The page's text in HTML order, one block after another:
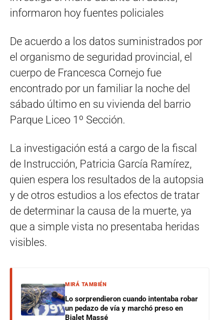
informaron hoy fuentes policiales
De acuerdo a los datos suministrados por
el organismo de seguridad provincial, el
cuerpo de Francesca Cornejo fue
encontrado por un familiar la noche del
sábado último en su vivienda del barrio
Parque Liceo 1º Sección.
La investigación está a cargo de la fiscal
de Instrucción, Patricia García Ramírez,
quien espera los resultados de la autopsia
y de otros estudios a los efectos de tratar
de determinar la causa de la muerte, ya
que a simple vista no presentaba heridas
visibles.
MIRÁ TAMBIÉN
Lo sorprendieron cuando intentaba robar
un pedazo de vía y marchó preso en
Bialet Massé